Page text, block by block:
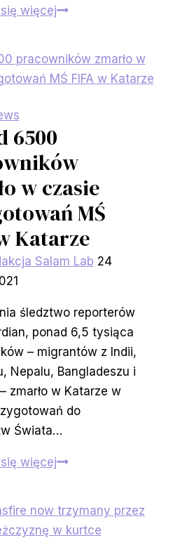
więcejPublikujemy
z
monitoringu
6500
w czasie
MŚ
Katarze
Salam Lab 24
śledztwo reporterów
ponad 6,5 tysiąca
– migrantów z Indii,
Nepalu, Bangladeszu i
zmarło w Katarze w
do
Świata…
więcejPonad
zmarło
w